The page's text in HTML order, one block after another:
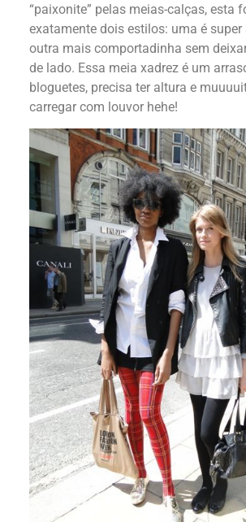
“paixonite” pelas meias-calças, esta
exatamente dois estilos: uma é super
outra mais comportadinha sem
de lado. Essa meia xadrez é um
bloguetes, precisa ter altura e
carregar com louvor hehe!